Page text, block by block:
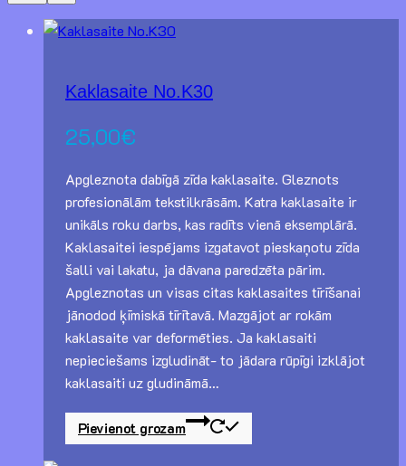
Kaklasaite No.K30
25,00€
Apgleznota dabīgā zīda kaklasaite. Gleznots
profesionālām tekstilkrāsām. Katra kaklasaite ir
unikāls roku darbs, kas radīts vienā eksemplārā.
Kaklasaitei iespējams izgatavot pieskaņotu zīda
šalli vai lakatu, ja dāvana paredzēta pārim.
Apgleznotas un visas citas kaklasaites tīrīšanai
jānodod ķīmiskā tīrītavā. Mazgājot ar rokām
kaklasaite var deformēties. Ja kaklasaiti
nepieciešams izgludināt- to jādara rūpīgi izklājot
kaklasaiti uz gludināmā…
Pievienot grozam